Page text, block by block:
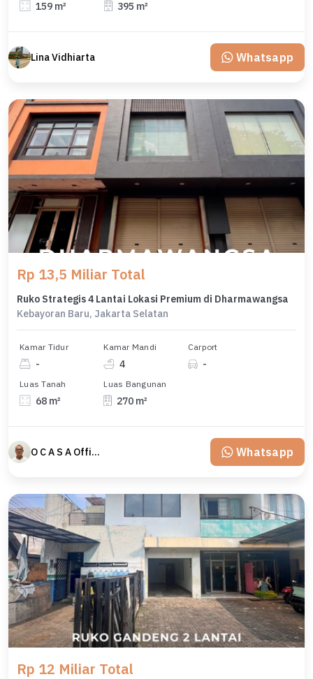
159 m² 395 m²
Lina Vidhiarta Whatsapp
Rp 13,5 Miliar Total
Ruko Strategis 4 Lantai Lokasi Premium di Dharmawangsa
Kebayoran Baru, Jakarta Selatan
Kamar Tidur
-
Kamar Mandi
4
Carport
-
Luas Tanah
68 m²
Luas Bangunan
270 m²
O C A S A Official property perfected Whatsapp
Rp 12 Miliar Total